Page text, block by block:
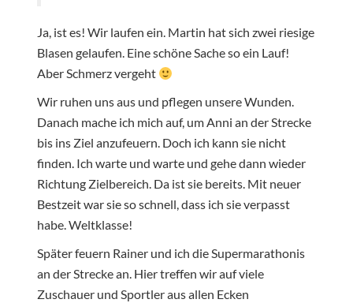
Ja, ist es! Wir laufen ein. Martin hat sich zwei riesige
Blasen gelaufen. Eine schöne Sache so ein Lauf!
Aber Schmerz vergeht
Wir ruhen uns aus und pflegen unsere Wunden.
Danach mache ich mich auf, um Anni an der Strecke
bis ins Ziel anzufeuern. Doch ich kann sie nicht
finden. Ich warte und warte und gehe dann wieder
Richtung Zielbereich. Da ist sie bereits. Mit neuer
Bestzeit war sie so schnell, dass ich sie verpasst
habe. Weltklasse!
Später feuern Rainer und ich die Supermarathonis
an der Strecke an. Hier treffen wir auf viele
Zuschauer und Sportler aus allen Ecken